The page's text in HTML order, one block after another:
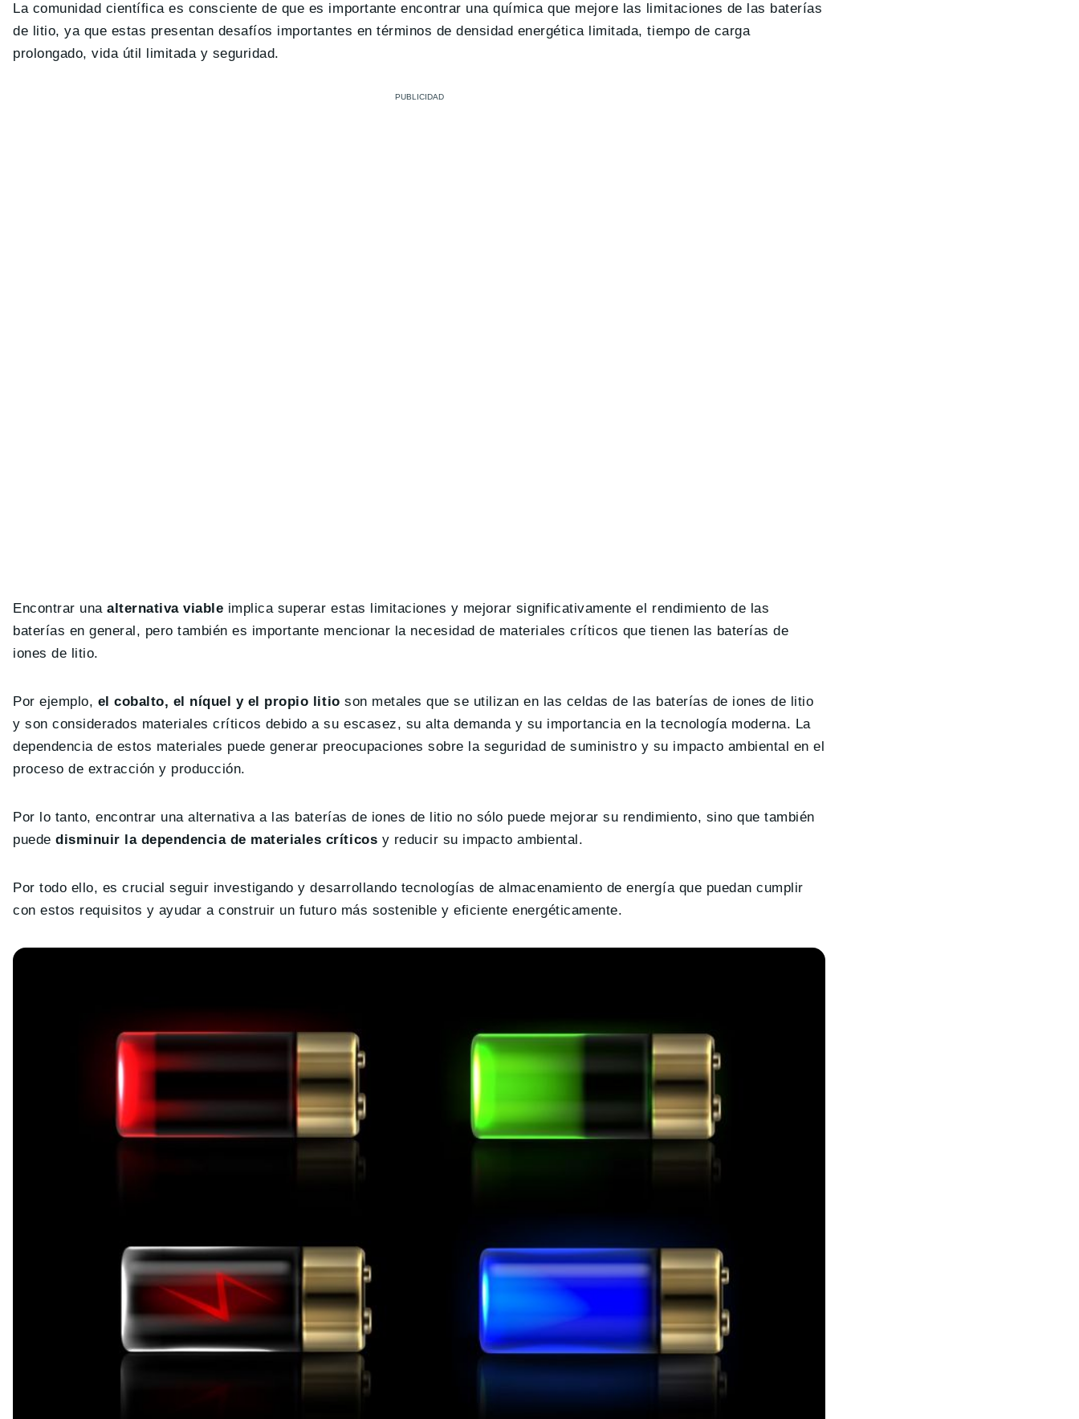
La comunidad científica es consciente de que es importante encontrar una química que mejore las limitaciones de las baterías
de litio, ya que estas presentan desafíos importantes en términos de densidad energética limitada, tiempo de carga
prolongado, vida útil limitada y seguridad.
Encontrar unaalternativa viable implica superar estas limitaciones y mejorar significativamente el rendimiento de las
baterías en general, pero también es importante mencionar la necesidad de materiales críticos que tienen las baterías de
iones de litio.
Por ejemplo, el cobalto, el níquel y el propio litio son metales que se utilizan en las celdas de las baterías de iones de litio
y son considerados materiales críticos debido a su escasez, su alta demanda y su importancia en la tecnología moderna. La
dependencia de estos materiales puede generar preocupaciones sobre la seguridad de suministro y su impacto ambiental en el
proceso de extracción y producción.
Por lo tanto, encontrar una alternativa a las baterías de iones de litio no sólo puede mejorar su rendimiento, sino que también
puededisminuir la dependencia de materiales críticos y reducir su impacto ambiental.
Por todo ello, es crucial seguir investigando y desarrollando tecnologías de almacenamiento de energía que puedan cumplir
con estos requisitos y ayudar a construir un futuro más sostenible y eficiente energéticamente.